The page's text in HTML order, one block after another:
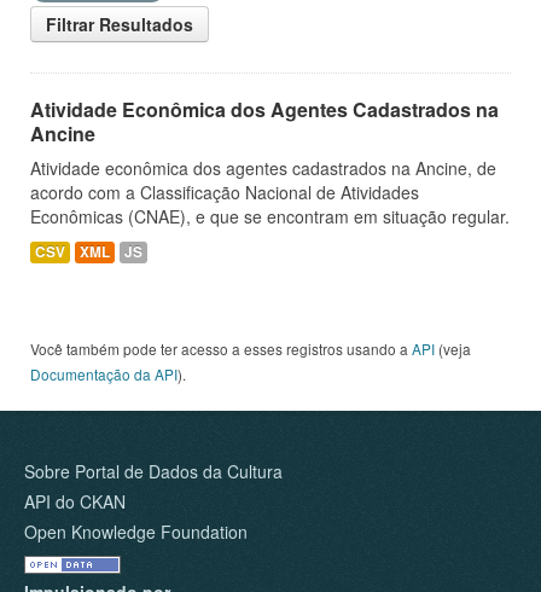
Filtrar Resultados
Atividade Econômica dos Agentes Cadastrados na
Ancine
Atividade econômica dos agentes cadastrados na Ancine, de
acordo com a Classificação Nacional de Atividades
Econômicas (CNAE), e que se encontram em situação regular.
CSV XML JS
Você também pode ter acesso a esses registros usando a API (veja
Documentação da API).
Sobre Portal de Dados da Cultura
API do CKAN
Open Knowledge Foundation